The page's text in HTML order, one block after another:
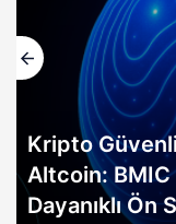
En İyi 3